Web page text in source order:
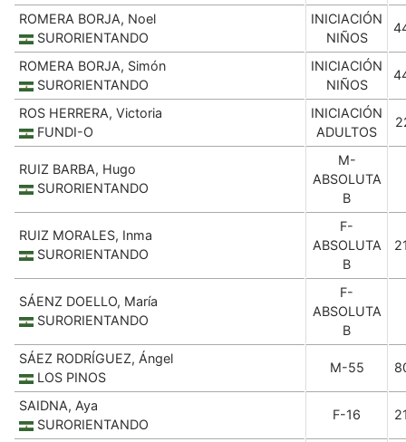
ROMERA BORJA, Noel
SURORIENTANDO
INICIACIÓN
NIÑOS
ROMERA BORJA, Simón
SURORIENTANDO
INICIACIÓN
NIÑOS
ROS HERRERA, Victoria
FUNDI-O
INICIACIÓN
ADULTOS
RUIZ BARBA, Hugo
SURORIENTANDO
M-
ABSOLUTA
B
RUIZ MORALES, Inma
SURORIENTANDO
F-
ABSOLUTA
B
SÁENZ DOELLO, María
SURORIENTANDO
F-
ABSOLUTA
B
SÁEZ RODRÍGUEZ, Ángel
LOS PINOS
M-55
SAIDNA, Aya
SURORIENTANDO
F-16